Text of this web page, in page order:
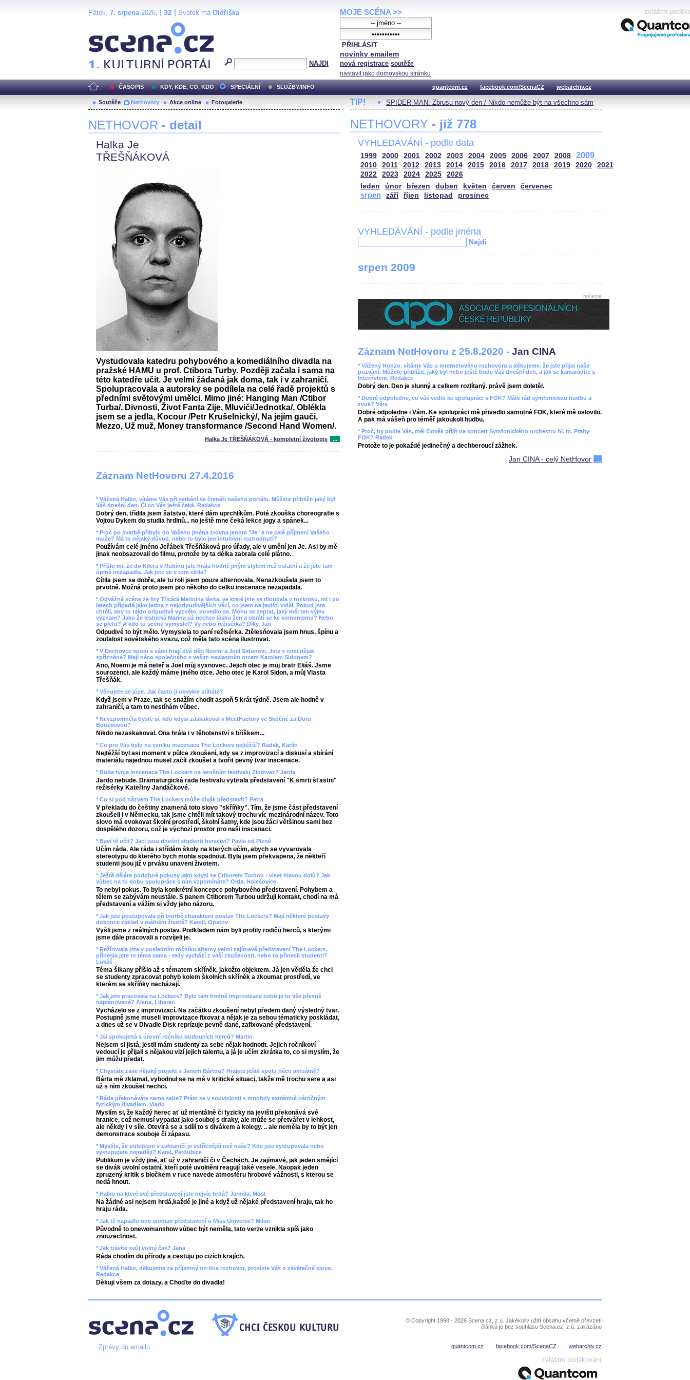
Pátek, 7. srpena2026, | 32 Svátek má Oldřiška
NAJDI
MOJE SCÉNA >>
PŘIHLÁSIT
novinky emailem
nová registrace soutěže
nastavit jako domovskou stránku
zvláštní
ČASOPIS KDY, KDE, CO, KDO SPECIÁLNÍ SLUŽBY/INFO quantcom.cz facebook.com/ScenaCZ webarchiv.cz
Soutěže Nethovory Akce online Fotogalerie
NETHOVOR - detail
Halka Je
TŘEŠŇÁKOVÁ
Vystudovala katedru pohybového a komediálního divadla na
pražské HAMU u prof. Ctibora Turby. Později začala i sama na
této katedře učit. Je velmi žádaná jak doma, tak i v zahraničí.
Spolupracovala a autorsky se podílela na celé řadě projektů s
předními světovými umělci. Mimo jiné: Hanging Man /Ctibor
Turba/, Divnosti, Život Fanta Zije, Mluviči/Jednotka/, Oblékla
jsem se a jedla, Kocour /Petr Krušelnický/, Na jejím gauči,
Mezzo, Už muž, Money transformance /Second Hand Women/.
Halka Je TŘEŠŇÁKOVÁ - kompletní životopis ...
Záznam NetHovoru 27.4.2016
* Vážená Halko, vítáme Vás při setkání se čtenáři našeho portálu. Můžete přiblížit jaký byl
Váš dnešní den. Či co Vás ještě čeká. Redakce
Dobrý den, třídila jsem šatstvo, které dám uprchlíkům. Poté zkouška choreografie s
Vojtou Dykem do studia hrdinů... no ještě mne čeká lekce jogy a spánek...
* Proč po svatbě přibylo do Vašeho jména zrovna jenom "Je" a ne celé příjmení Vašeho
muže? Má to nějaký důvod, nebo to bylo jen intuitivní rozhodnutí?
Používám celé jméno Jeřábek Třešňáková pro úřady, ale v umění jen Je. Asi by mě
jinak neobsazovali do filmu, protože by ta délka zabrala celé plátno.
* Přišlo mi, že do Kilera v Rubínu jste hrála hodně jiným stylem než ostatní a že jste tam
úplně nezapadla. Jak jste se v tom cítila?
Cítila jsem se dobře, ale tu roli jsem pouze alternovala. Nenazkoušela jsem to
prvotně. Možná proto jsem pro někoho do celku inscenace nezapadala.
* Odvážná scéna ze hry Třicátá Marinina láska, ve které jste se dloubala v rozkroku, mi i po
letech připadá jako jedna z nejodpudivějších věcí, co jsem na jevišti viděl. Pokud jste
chtěli, aby to takto odpudivě vyznělo, povedlo se. Mohu se zeptat, jaký měl ten výjev
význam? Jako že lesbická Marina už nechce lásku žen a obrátí se ke komunismu? Nebo
se pletu? A kdo tu scénu vymyslel? Vy nebo režisérka? Díky, Jan
Odpudivé to být mělo. Vymyslela to paní režisérka. Ztělesňovala jsem hnus, špínu a
zoufalost sovětského svazu, což měla tato scéna ilustrovat.
* V Dechovce spolu s vámi hrají dvě děti Noemi a Joel Sidonovi. Jste s nimi nějak
spřízněná? Mají něco společného s vašim nevlastním otcem Karolem Sidonem?
Ano, Noemi je má neteř a Joel můj syxnovec. Jejich otec je můj bratr Eliáš. Jsme
sourozenci, ale každý máme jiného otce. Jeho otec je Karol Sidon, a můj Vlasta
Třešňák.
* Věnujete se józe. Jak často ji obvykle stíháte?
Když jsem v Praze, tak se snažím chodit aspoň 5 krát týdně. Jsem ale hodně v
zahraničí, a tam to nestíhám vůbec.
* Nevzpomněla byste si, kdo kdysi zaskakoval v MeetFactory ve Skočné za Doru
Bouzkovou?
Nikdo nezaskakoval. Ona hrála i v těhotenství s bříškem...
* Co pro Vás bylo na vzniku inscenace The Lockers nejtěžší? Radek, Karlín
Nejtěžší byl asi moment v půlce zkoušení, kdy se z improvizací a diskusí a sbírání
materiálu najednou musel začít zkoušet a tvořit pevný tvar inscenace.
* Bude tvoje inscenace The Lockers na letošním festivalu Zlomvaz? Jarda
Jardo nebude. Dramaturgická rada festivalu vybrala představení "K smrti šťastni"
režisérky Kateřiny Jandáčkové.
* Co si pod názvem The Lockers může divák představit? Petra
V překladu do češtiny znamená toto slovo "skříňky". Tím, že jsme část představení
zkoušeli i v Německu, tak jsme chtěli mít takový trochu víc mezinárodní název. Toto
slovo má evokovat školní prostředí, školní šatny, kde jsou žáci většinou sami bez
dospělého dozoru, což je výchozí prostor pro naši inscenaci.
* Baví tě učit? Jací jsou dnešní studenti herectví? Pavla od Plzně
Učím ráda. Ale ráda i střídám školy na kterých učím, abych se vyvarovala
stereotypu do kterého bych mohla spadnout. Byla jsem překvapena, že někteří
studenti jsou již v prváku unaveni životem.
* Ještě děláte podobné pokusy jako kdysi se Ctiborem Turbou - viset hlavou dolů? Jak
vůbec na tu dobu spolupráce s ním vzpomínáte? Olda, Holešovice
To nebyl pokus. To byla konkrétní koncepce pohybového představení. Pohybem a
tělem se zabývám neustále. S panem Ctiborem Turbou udržuji kontakt, chodí na má
představení a vážím si vždy jeho názoru.
* Jak jste postupovala při tvorbě charakteru postav The Lockers? Mají některé postavy
dokonce základ v reálném životě? Kamil, Opatov
Vyšli jsme z reálných postav. Podkladem nám byli profily rodičů herců, s kterými
jsme dále pracovali a rozvíjeli je.
* Režírovala jste v posledním ročníku alterny velmi zajímavé představení The Lockers.
přinesla jste to téma sama - tedy vychází z vaší zkušenosti, nebo to přinesli studenti?
Lukáš
Téma šikany přišlo až s tématem skříněk, jakožto objektem. Já jen věděla že chci
se studenty zpracovat pohyb kolem školních skříněk a zkoumat prostředí, ve
kterém se skříňky nacházejí.
* Jak jste pracovala na Lockers? Bylo tam hodně improvizace nebo je to vše přesně
naplánované? Alena, Liberec
Vycházelo se z improvizací. Na začátku zkoušení nebyl předem daný výsledný tvar.
Postupně jsme museli improvizace fixovat a nějak je za sebou tématicky poskládat,
a dnes už se v Divadle Disk reprízuje pevně dané, zafixované představení.
* Jsi spokojená s úrovní ročníku budoucích herců? Martin
Nejsem si jistá, jestli mám studenty za sebe nějak hodnotit. Jejich ročníkoví
vedoucí je přijali s nějakou vizí jejich talentu, a já je učím zkrátka to, co si myslím, že
jim můžu předat.
* Chystáte zase nějaký projekt s Janem Bártou? Hrajete ještě spolu něco aktuálně?
Bárta mě zklamal, vybodnul se na mě v kritické situaci, takže mě trochu sere a asi
už s ním zkoušet nechci.
* Ráda překonáváte sama sebe? Ptám se v souvislosti s mnohdy extrémně náročným
fyzickým divadlem. Vlado
Myslím si, že každý herec ať už mentálně či fyzicky na jevišti překonává své
hranice, což nemusí vypadat jako souboj s draky, ale může se přetvářet v lehkost,
ale někdy i v síle. Otevírá se a sdílí to s divákem a kolegy. .. ale neměla by to být jen
demonstrace souboje či zápasu.
* Myslíte, že publikum v zahraničí je vstřícnější než naše? Kde jste vystupovala nebo
vystupujete nejraději? Karel, Pardubice
Publikum je vždy jiné, ať už v zahraničí či v Čechách. Je zajímavé, jak jeden smějící
se divák uvolní ostatní, kteří poté uvolněni reagují také vesele. Naopak jeden
zpruzený kritik s bločkem v ruce navede atmosféru hrobové vážnosti, s kterou se
nedá hnout.
* Halko na které své představení jste nejvíc hrdá? Jarmila, Most
Na žádné asi nejsem hrdá,každé je jiné a když už nějaké představení hraju, tak ho
hraju ráda.
* Jak tě napadlo one-woman představení o Miss Universe? Milan
Původně to onewomanshow vůbec být neměla, tato verze vznikla spíš jako
znouzectnost.
* Jak trávíte svůj volný čas? Jana
Ráda chodím do přírody a cestuju po cizích krajích.
* Vážená Halko, děkujeme za příjemný on-line rozhovor, prosíme Vás o závěrečné slovo.
Redakce
Děkuji všem za dotazy, a Choďte do divadla!
TIP! SPIDER-MAN: Zbrusu nový den / Nikdo nemůže být na všechno sám
NETHOVORY - již 778
VYHLEDÁVÁNÍ - podle data
1999 2000 2001 2002 2003 2004 2005 2006 2007 2008 2009
2010 2011 2012 2013 2014 2015 2016 2017 2018 2019 2020
2021
2022
2023 2024 2025
2026
leden
únor březen duben květen červen červenec
srpen září říjen listopad prosinec
VYHLEDÁVÁNÍ - podle jména
Najdi
srpen 2009
reklama
Záznam NetHovoru z 25.8.2020 - Jan CINA
* Vážený Honzo, vítáme Vás u internetového rozhovoru a děkujeme, že jste přijal naše
pozvání. Můžete přiblížit, jaký byl nebo ještě bude Váš dnešní den, a jak se kamarádíte s
Internetem. Redakce
Dobrý den. Den je slunný a celkem rozlítaný. právě jsem doletěl.
* Dobré odpoledne, co vás vedlo ke spolupráci s FOK? Máte rád symfonickou hudbu a
zvuk? Věra
Dobré odpoledne i Vám. Ke spolupráci mě přivedlo samotné FOK, které mě oslovilo.
A pak má vášeň pro téměř jakoukoli hudbu.
* Proč, by podle Vás, měl člověk přijít na koncert Symfonického orchestru hl. m. Prahy
FOK? Radek
Protože to je pokaždé jedinečný a dechberoucí zážitek.
Jan CINA - celý NetHovor
© Copyright 1998 - 2026 Scena.cz, z.ú. Jakékoliv užití obsahu včetně převzetí
článků je bez souhlasu Scena.cz, z.ú. zakázáno
Zprávy do emailu quantcom.cz facebook.com/ScenaCZ webarchiv.cz
zvláštní poděkování